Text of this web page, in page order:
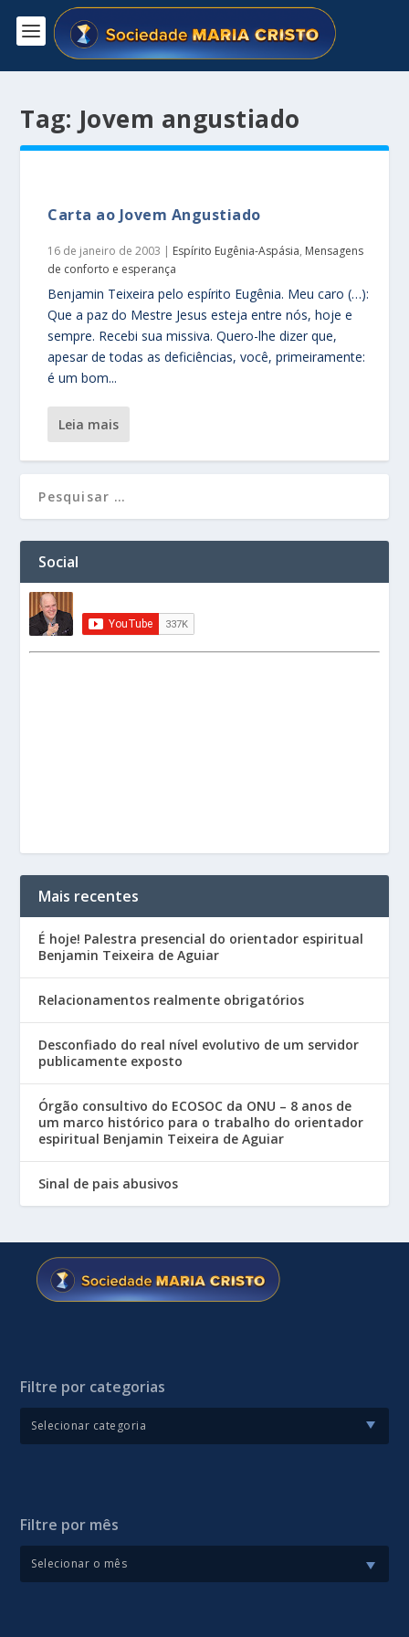
Tag: Jovem angustiado
Carta ao Jovem Angustiado
16 de janeiro de 2003 | Espírito Eugênia-Aspásia, Mensagens
de conforto e esperança
Benjamin Teixeira pelo espírito Eugênia. Meu caro (…):
Que a paz do Mestre Jesus esteja entre nós, hoje e
sempre. Recebi sua missiva. Quero-lhe dizer que,
apesar de todas as deficiências, você, primeiramente:
é um bom...
leia mais
Social
Mais recentes
É hoje! Palestra presencial do orientador espiritual
Benjamin Teixeira de Aguiar
Relacionamentos realmente obrigatórios
Desconfiado do real nível evolutivo de um servidor
publicamente exposto
Órgão consultivo do ECOSOC da ONU – 8 anos de
um marco histórico para o trabalho do orientador
espiritual Benjamin Teixeira de Aguiar
Sinal de pais abusivos
Filtre por categorias
Filtre por mês